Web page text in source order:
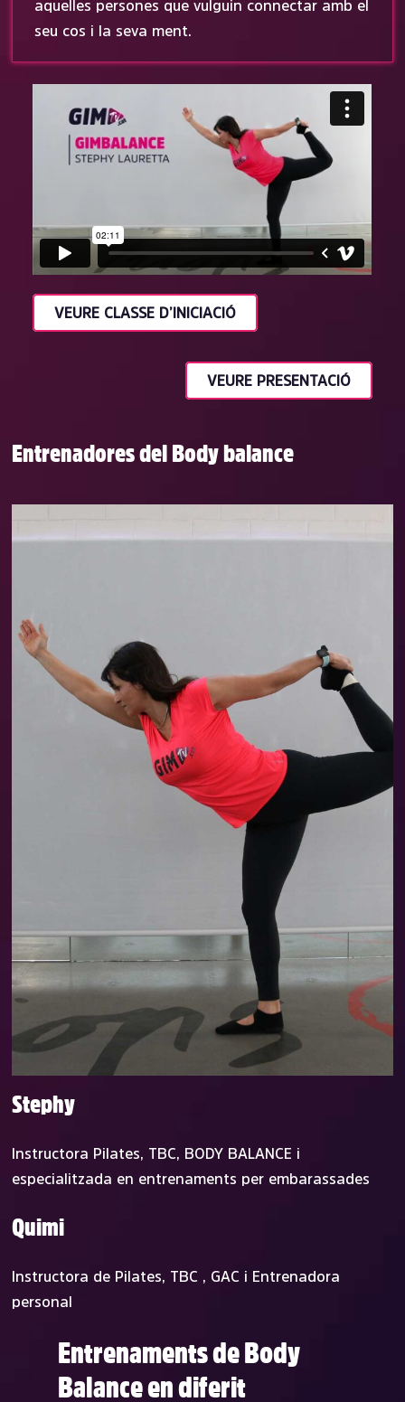
aquelles persones que vulguin connectar amb el
seu cos i la seva ment.
VEURE CLASSE D’INICIACIÓ
VEURE PRESENTACIÓ
Entrenadores del Body balance
Stephy
Instructora Pilates, TBC, BODY BALANCE i
especialitzada en entrenaments per embarassades
Quimi
Instructora de Pilates, TBC , GAC i Entrenadora
personal
Entrenaments de Body
Balance en diferit